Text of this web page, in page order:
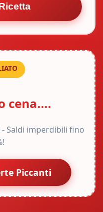
cena....
Saldi imperdibili fino
Piccanti